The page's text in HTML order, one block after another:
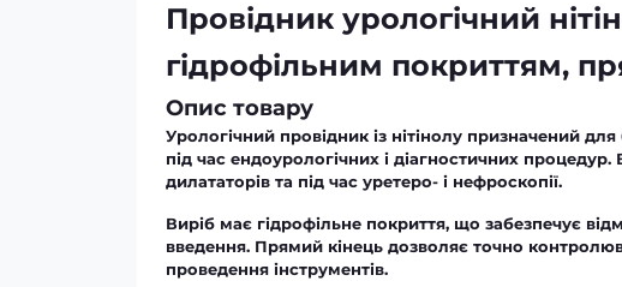
Провідник урологічний
гідрофільним покриттям,
Опис товару
Урологічний провідник із нітінолу призначений для
під час ендоурологічних і діагностичних процедур.
дилататорів та під час уретеро- і нефроскопії.
Виріб має гідрофільне покриття, що забезпечує
введення. Прямий кінець дозволяє точно
проведення інструментів.